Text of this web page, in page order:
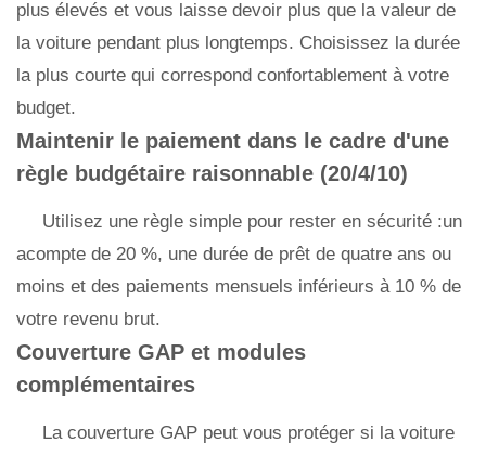
plus élevés et vous laisse devoir plus que la valeur de
la voiture pendant plus longtemps. Choisissez la durée
la plus courte qui correspond confortablement à votre
budget.
Maintenir le paiement dans le cadre d'une
règle budgétaire raisonnable (20/4/10)
Utilisez une règle simple pour rester en sécurité :un
acompte de 20 %, une durée de prêt de quatre ans ou
moins et des paiements mensuels inférieurs à 10 % de
votre revenu brut.
Couverture GAP et modules
complémentaires
La couverture GAP peut vous protéger si la voiture